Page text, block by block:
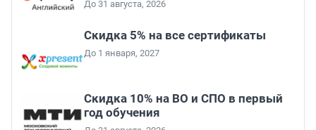
До 31 августа, 2026
Скидка 5% на все сертификаты
До 1 января, 2027
Скидка 10% на ВО и СПО в первый
год обучения